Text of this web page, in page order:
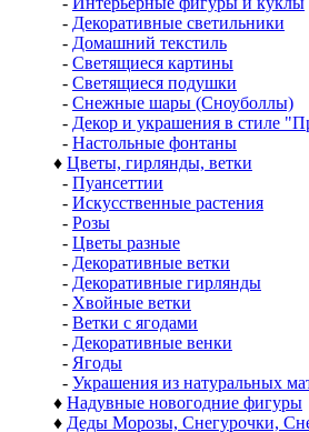
- Декоративные светильники
- Домашний текстиль
- Светящиеся картины
- Светящиеся подушки
- Снежные шары (Сноуболлы)
- Декор и украшения в стиле
- Настольные фонтаны
♦ Цветы, гирлянды, ветки
- Пуансеттии
- Искусственные растения
- Розы
- Цветы разные
- Декоративные ветки
- Декоративные гирлянды
- Хвойные ветки
- Ветки с ягодами
- Декоративные венки
- Ягоды
- Украшения из натуральных
♦ Надувные новогодние фигуры
♦ Деды Морозы, Снегурочки,